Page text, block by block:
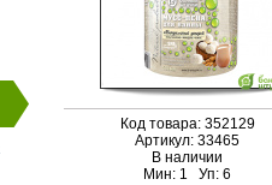
Код товара: 352129
Артикул: 33465
В наличии
Мин: 1 Уп: 6